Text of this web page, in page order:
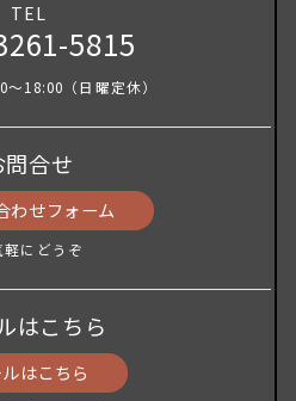
TEL
5815
18:00（日曜定休）
問合せ
わせフォーム
軽にどうぞ
はこちら
はこちら